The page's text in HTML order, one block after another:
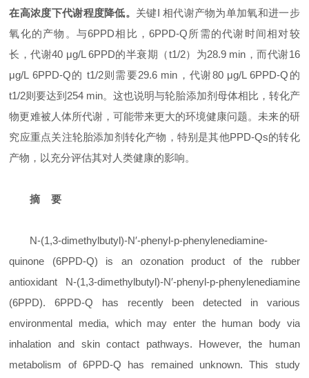
在高浓度下代谢程度降低。 关键I 相代谢产物为单加氧和进一步
氧化的产物。与6PPD相比，6PPD-Q所需的代谢时间相对较
长，代谢40 μg/L 6PPD的半衰期（t1/2）为28.9 min，而代谢16
μg/L 6PPD-Q的 t1/2则需要29.6 min，代谢80 μg/L 6PPD-Q的
t1/2则要达到254 min。这也说明与轮胎添加剂母体相比，转化产
物更难被人体所代谢，可能带来更大的环境健康问题。未来的研
究应重点关注轮胎添加剂转化产物，特别是其他PPD-Qs的转化
产物，以充分评估其对人类健康的影响。
摘 要
N-(1,3-dimethylbutyl)-N′-phenyl-p-phenylenediamine-
quinone (6PPD-Q) is an ozonation product of the rubber
antioxidant N-(1,3-dimethylbutyl)-N′-phenyl-p-phenylenediamine
(6PPD). 6PPD-Q has recently been detected in various
environmental media, which may enter the human body via
inhalation and skin contact pathways. However, the human
metabolism of 6PPD-Q has remained unknown. This study